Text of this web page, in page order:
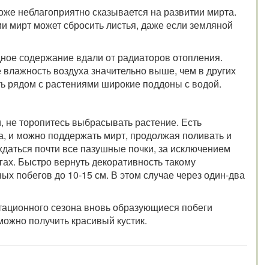
неблагоприятно сказывается на развитии мирта.
может сбросить листья, даже если земляной
содержание вдали от радиаторов отопления.
воздуха значительно выше, чем в других
рядом с растениями широкие поддоны с водой.
не торопитесь выбрасывать растение. Есть
и можно поддержать мирт, продолжая поливать и
почти все пазушные почки, за исключением
Быстро вернуть декоративность такому
побегов до 10-15 см. В этом случае через один-два
сезона вновь образующиеся побеги
получить красивый кустик.